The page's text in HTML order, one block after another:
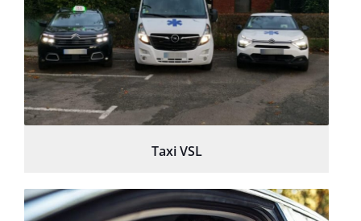
Taxi VSL